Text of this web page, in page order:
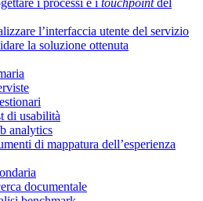
l’interfaccia utente del servizio
la soluzione ottenuta
di usabilità
analytics
di mappatura dell’esperienza
documentale